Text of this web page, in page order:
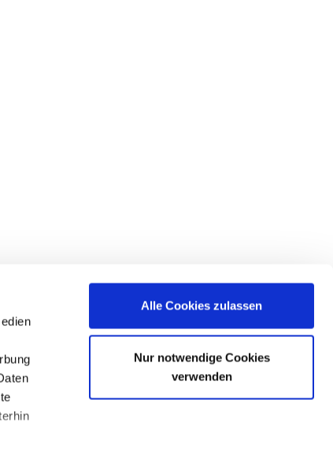
Alle Cookies zulassen
Nur notwendige Cookies
verwenden